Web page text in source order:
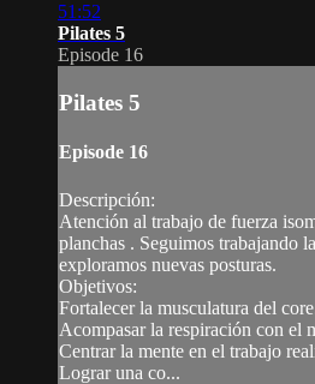
51:52
Pilates 5
Episode 16
Pilates 5
Episode 16
Descripción:
Atención al trabajo de fuerza
planchas . Seguimos trabajando
exploramos nuevas posturas.
Objetivos:
Fortalecer la musculatura del
Acompasar la respiración con el
Centrar la mente en el trabajo
Lograr una co...